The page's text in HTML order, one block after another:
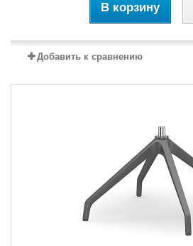
В корзину
Добавить к сравнению